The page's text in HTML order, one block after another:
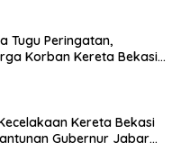
Tugu Peringatan,
Korban Kereta Bekasi
Kereta Bekasi
Gubernur Jabar